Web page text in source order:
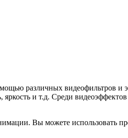
различных видеофильтров
и т.д. Среди
Вы можете использовать